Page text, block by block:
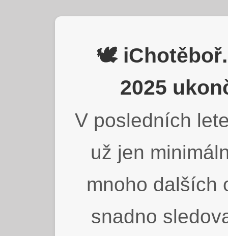
🕊️
2025
V posledních
už jen
mnoho dalších
snadno